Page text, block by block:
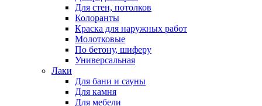
Для стен, потолков
Колоранты
Краска для наружных работ
Молотковые
По бетону, шиферу
Универсальная
Лаки
Для бани и сауны
Для камня
Для мебели